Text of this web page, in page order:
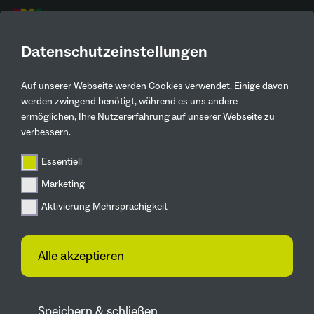
Datenschutzeinstellungen
Auf unserer Webseite werden Cookies verwendet. Einige davon
werden zwingend benötigt, während es uns andere
ermöglichen, Ihre Nutzererfahrung auf unserer Webseite zu
verbessern.
Essentiell
Marketing
Aktivierung Mehrsprachigkeit
Alle akzeptieren
Aktuelles
Zurück
IGA 2027
Tee-Workshop
Dortmund hat seine
kreiert
30.05.2026